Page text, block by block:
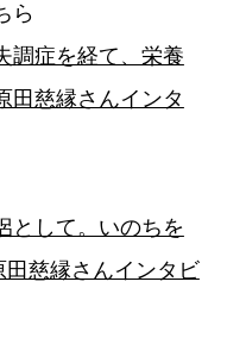
ら
調症を経て、栄養
田慈縁さんインタ
として。いのちを
慈縁さんインタビ